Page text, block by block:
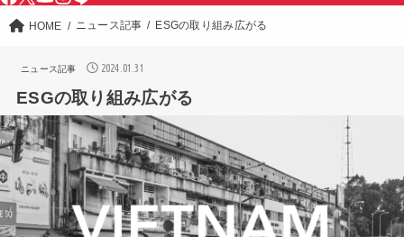
HOME ニュース記事 ESGの取り組み広がる
ニュース記事 2024.01.31
ESGの取り組み広がる